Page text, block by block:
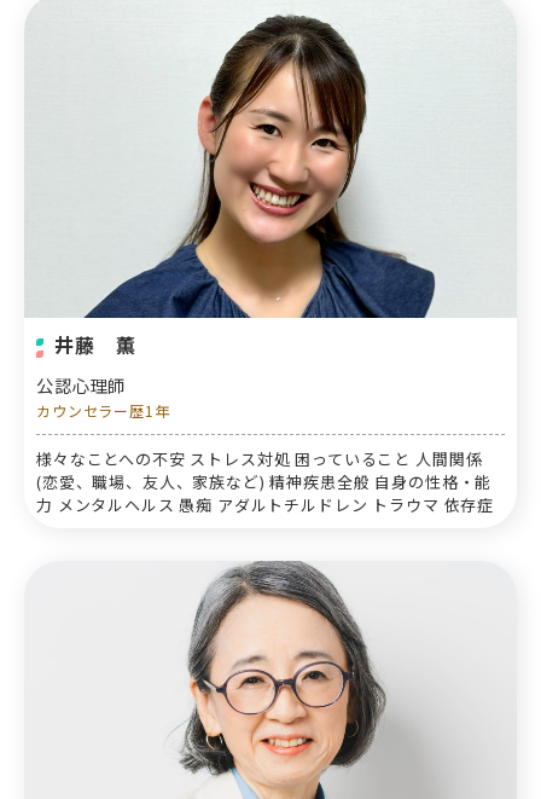
井藤 薫
公認心理師
カウンセラー歴1年
様々なことへの不安 ストレス対処 困っていること 人間関係
(恋愛、職場、友人、家族など) 精神疾患全般 自身の性格・能
力 メンタルヘルス 愚痴 アダルトチルドレン トラウマ 依存症